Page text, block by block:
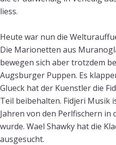
liess.
Heute war nun die
Die Marionetten aus
bewegen sich aber trotzdem
Augsburger Puppen. Es
Glueck hat der Kuenstler die
Teil beibehalten. Fidjeri Musik
Jahren von den Perlfischern
wurde. Wael Shawky hat die
ausgesucht.